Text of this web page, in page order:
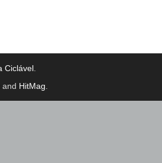
Ciclável
and HitMag